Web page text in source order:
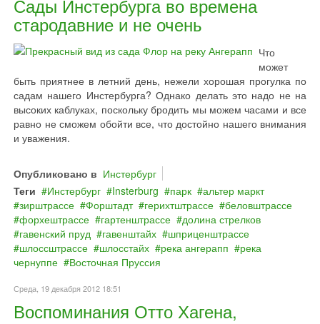
Сады Инстербурга во времена
стародавние и не очень
Что
может
быть приятнее в летний день, нежели хорошая прогулка по
садам нашего Инстербурга? Однако делать это надо не на
высоких каблуках, поскольку бродить мы можем часами и все
равно не сможем обойти все, что достойно нашего внимания
и уважения.
Опубликовано в Инстербург
Теги
Инстербург Insterburg парк
альтер маркт
зирштрассе
Форштадт герихтштрассе
беловштрассе
форхештрассе
гартенштрассе
долина стрелков
гавенский пруд
гавенштайх
шприценштрассе
шлоссштрассе
шлосстайх река ангерапп
река
чернуппе
Восточная Пруссия
Среда, 19 декабря 2012 18:51
Воспоминания Отто Хагена,